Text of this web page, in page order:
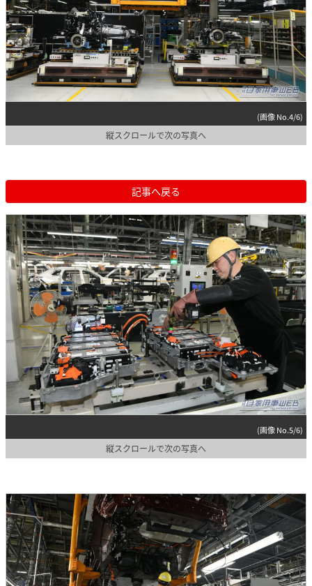
(画像 No.4/6)
縦スクロールで次の写真へ
記事へ戻る
(画像 No.5/6)
縦スクロールで次の写真へ